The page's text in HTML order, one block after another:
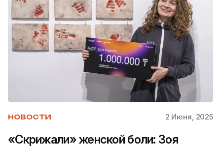
НОВОСТИ 2 Июня, 2025
«Скрижали» женской боли: Зоя